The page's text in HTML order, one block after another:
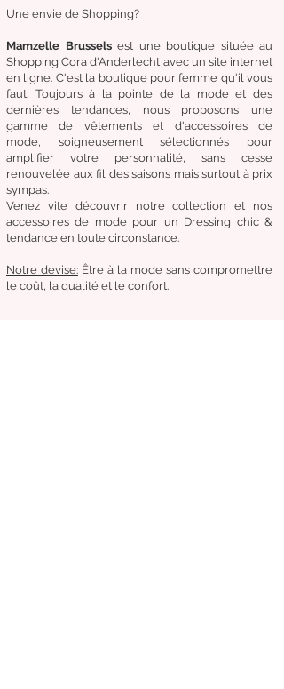
Une envie de Shopping?
Mamzelle Brussels est une boutique située au
Shopping Cora d'Anderlecht avec un site internet
en ligne. C'est la boutique pour femme qu'il vous
faut. Toujours à la pointe de la mode et des
dernières tendances, nous proposons une
gamme de vêtementset d'accessoires de
mode,
soigneusementsélectionnés pour
amplifier votre personnalité, sans cesse
renouvelée aux fil des saisons mais surtout à prix
sympas.
Venez vite découvrirnotre collection et nos
accessoires de mode pour un Dressing chic &
tendance en toute circonstance.
Notre devise: Être à la mode sans compromettre
le coût, la qualité et le confort.